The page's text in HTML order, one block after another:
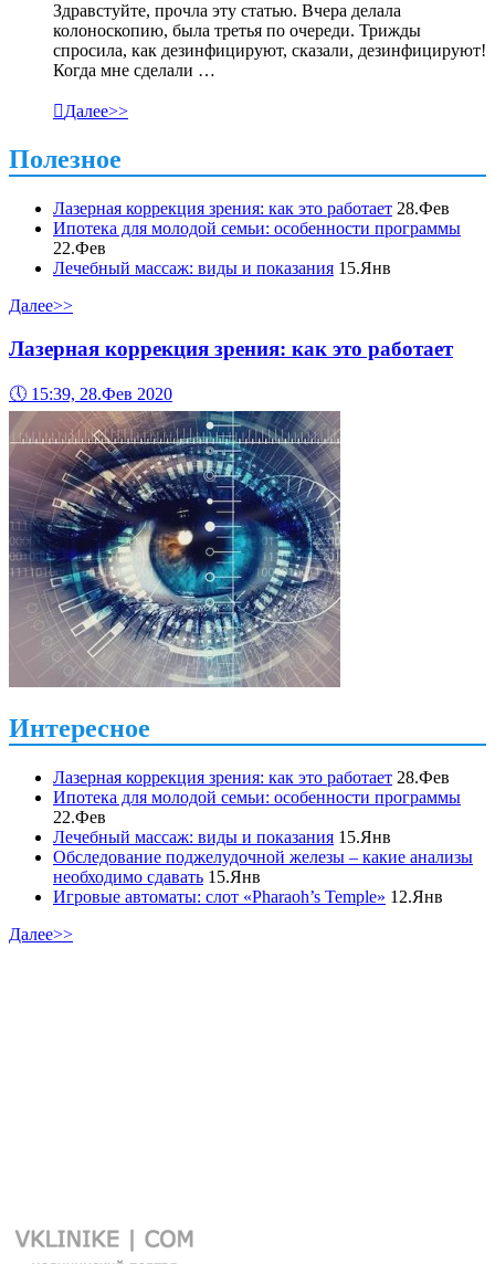
Здравстуйте, прочла эту статью. Вчера делала
колоноскопию, была третья по очереди. Трижды
спросила, как дезинфицируют, сказали, дезинфицируют!
Когда мне сделали …
Далее>>
Полезное
Лазерная коррекция зрения: как это работает 28.Фев
Ипотека для молодой семьи: особенности программы
22.Фев
Лечебный массаж: виды и показания 15.Янв
Далее>>
Лазерная коррекция зрения: как это работает
🕔 15:39, 28.Фев 2020
Интересное
Лазерная коррекция зрения: как это работает 28.Фев
Ипотека для молодой семьи: особенности программы
22.Фев
Лечебный массаж: виды и показания 15.Янв
Обследование поджелудочной железы – какие анализы
необходимо сдавать 15.Янв
Игровые автоматы: слот «Pharaoh’s Temple» 12.Янв
Далее>>